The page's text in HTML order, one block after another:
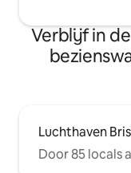
Verblijf in
Luchthaven
Door 85 locals